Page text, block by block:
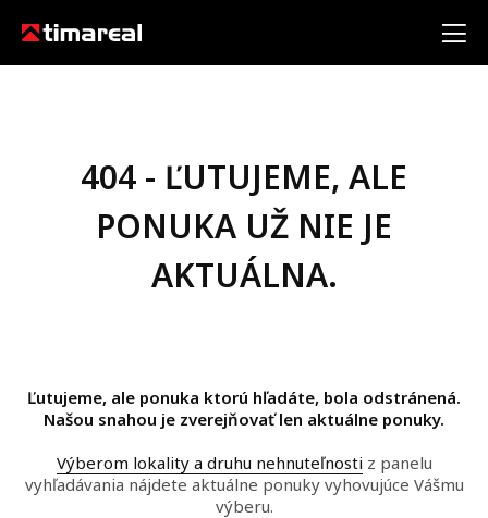
404 - ĽUTUJEME, ALE
PONUKA UŽ NIE JE
AKTUÁLNA.
Ľutujeme, ale ponuka ktorú hľadáte, bola odstránená.
Našou snahou je zverejňovať len aktuálne ponuky.
Výberom lokality a druhu nehnuteľnosti z panelu
vyhľadávania nájdete aktuálne ponuky vyhovujúce Vášmu
výberu.